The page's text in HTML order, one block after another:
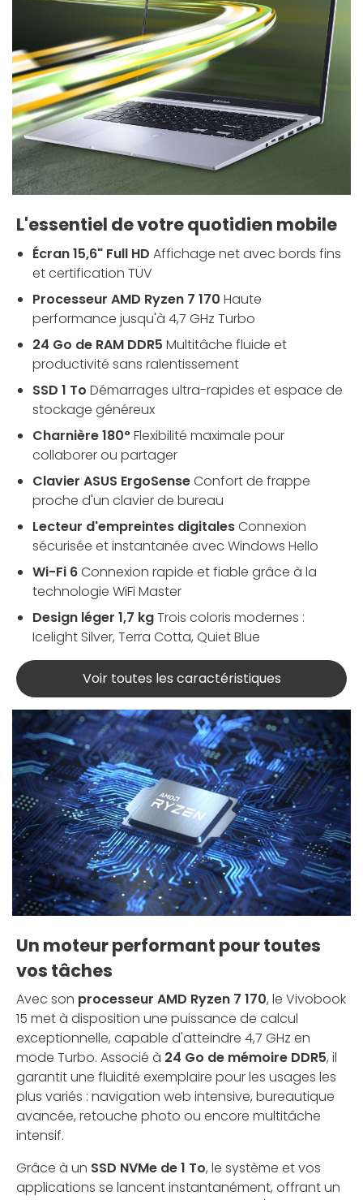
L'essentiel de votre quotidien mobile
Écran 15,6" Full HD Affichage net avec bords fins
et certification TÜV
Processeur AMD Ryzen 7 170 Haute
performance jusqu'à 4,7 GHz Turbo
24 Go de RAM DDR5 Multitâche fluide et
productivité sans ralentissement
SSD 1 To Démarrages ultra-rapides et espace de
stockage généreux
Charnière 180°Flexibilité maximale pour
collaborer ou partager
Clavier ASUS ErgoSenseConfort de frappe
proche d'un clavier de bureau
Lecteur d'empreintes digitalesConnexion
sécurisée et instantanée avec Windows Hello
Wi-Fi 6Connexion rapide et fiable grâce à la
technologie WiFi Master
Design léger 1,7 kgTrois coloris modernes :
Icelight Silver, Terra Cotta, Quiet Blue
Voir toutes les caractéristiques
Un moteur performant pour toutes
vos tâches
Avec son processeur AMD Ryzen 7 170, le Vivobook
15 met à disposition une puissance de calcul
exceptionnelle, capable d'atteindre 4,7 GHz en
mode Turbo. Associé à 24 Go de mémoire DDR5, il
garantit une fluidité exemplaire pour les usages les
plus variés : navigation web intensive, bureautique
avancée, retouche photo ou encore multitâche
intensif.
Grâce à un SSD NVMe de 1 To, le système et vos
applications se lancent instantanément, offrant un